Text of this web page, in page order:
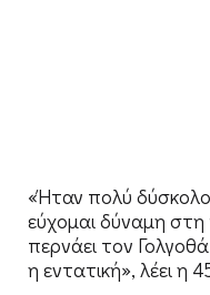
«Ήταν πολύ
εύχομαι δύναμη στη
περνάει τον
η εντατική», λέει η